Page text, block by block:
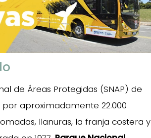
de Áreas Protegidas (SNAP) de
aproximadamente 22.000
llanuras, la franja costera y